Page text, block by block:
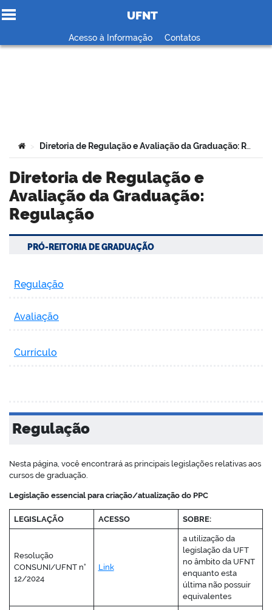
Ir para o conteúdo
UFNT
Acesso à Informação Contatos
Você está aqui:
> Diretoria de Regulação e Avaliação da Graduação: Regulação
Diretoria de Regulação e
Avaliação da Graduação:
Regulação
PRÓ-REITORIA DE GRADUAÇÃO
Regulação
Avaliação
Currículo
Regulação
Nesta página, você encontrará as principais legislações relativas aos
cursos de graduação.
Legislação essencial para criação/atualização do PPC
LEGISLAÇÃO ACESSO SOBRE:
Resolução
CONSUNI/UFNT n°
12/2024
Link
a utilização da
legislação da UFT
no âmbito da UFNT
enquanto esta
última não possuir
equivalentes